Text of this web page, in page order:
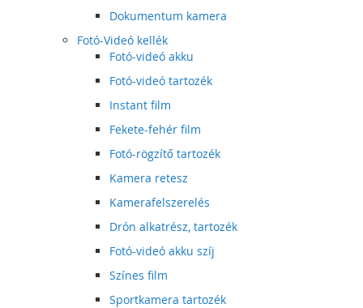
Dokumentum kamera
Fotó-Videó kellék
Fotó-videó akku
Fotó-videó tartozék
Instant film
Fekete-fehér film
Fotó-rögzítő tartozék
Kamera retesz
Kamerafelszerelés
Drón alkatrész, tartozék
Fotó-videó akku szíj
Színes film
Sportkamera tartozék